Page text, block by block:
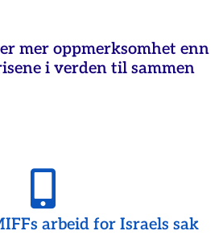
mer oppmerksomhet enn
i verden til sammen
arbeid for Israels sak